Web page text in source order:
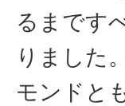
るまです
りました
モンドと